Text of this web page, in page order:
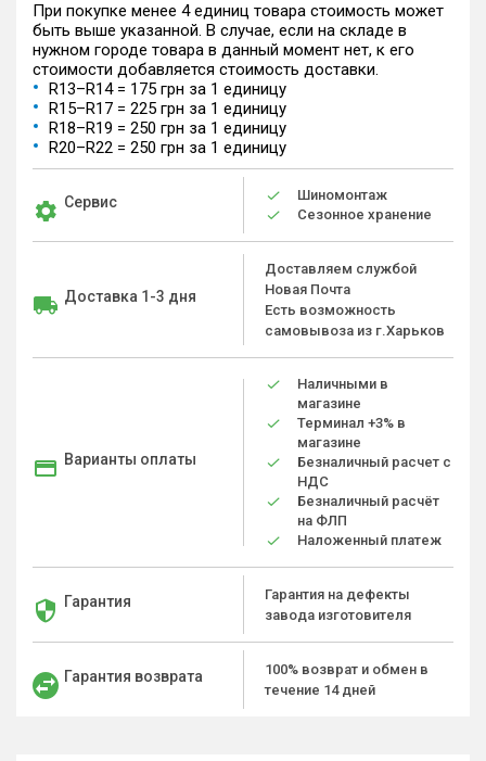
При покупке менее 4 единиц товара стоимость может
быть выше указанной. В случае, если на складе в
нужном городе товара в данный момент нет, к его
стоимости добавляется стоимость доставки.
R13–R14 = 175 грн за 1 единицу
R15–R17 = 225 грн за 1 единицу
R18–R19 = 250 грн за 1 единицу
R20–R22 = 250 грн за 1 единицу
Сервис
Шиномонтаж
Сезонное хранение
Доставка 1-3 дня
Доставляем службой
Новая Почта
Есть возможность
самовывоза из г.Харьков
Варианты оплаты
Наличными в
магазине
Терминал +3% в
магазине
Безналичный расчет с
НДС
Безналичный расчёт
на ФЛП
Наложенный платеж
Гарантия
Гарантия на дефекты
завода изготовителя
Гарантия возврата
100% возврат и обмен в
течение 14 дней